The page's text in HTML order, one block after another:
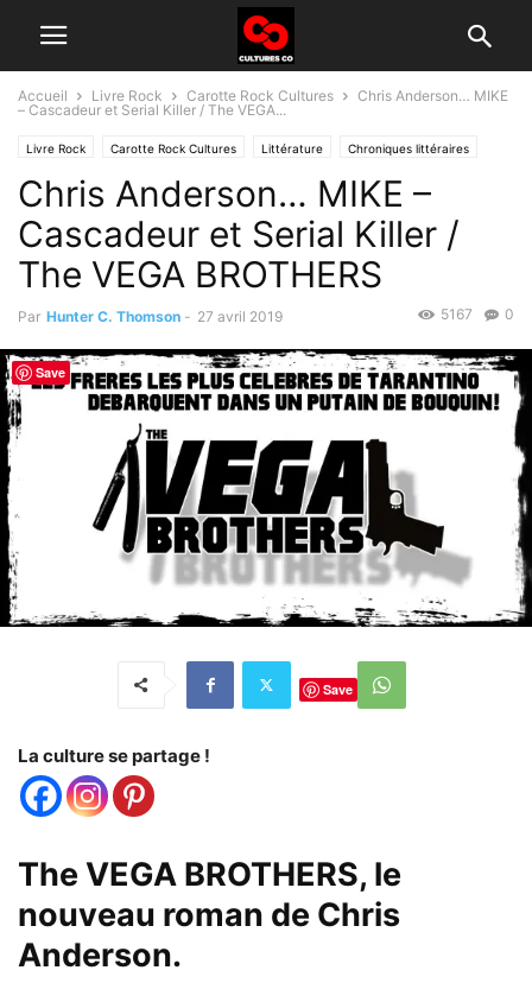
Accueil Livre Rock Carotte Rock Cultures
Chris Anderson… MIKE
– Cascadeur et Serial Killer / The VEGA...
Livre Rock Carotte Rock Cultures Littérature Chroniques littéraires
Chris Anderson… MIKE –
Cascadeur et Serial Killer /
The VEGA BROTHERS
Par Hunter C. Thomson - 27 avril 2019 0
5167
Save
La culture se partage !
The VEGA BROTHERS, le
nouveau roman de Chris
Anderson.
Save